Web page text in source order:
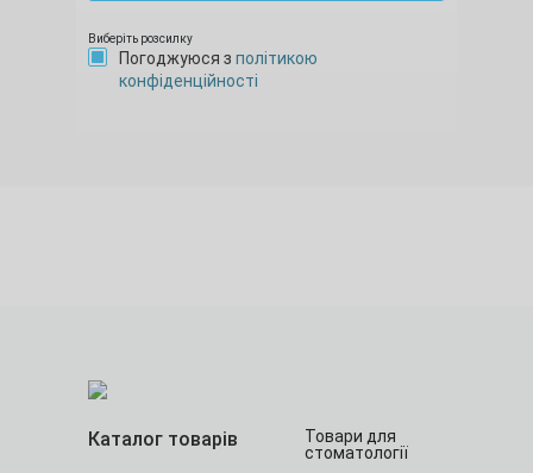
Виберіть розсилку
Погоджуюся з політикою
конфіденційності
Каталог товарів
Товари для
стоматології